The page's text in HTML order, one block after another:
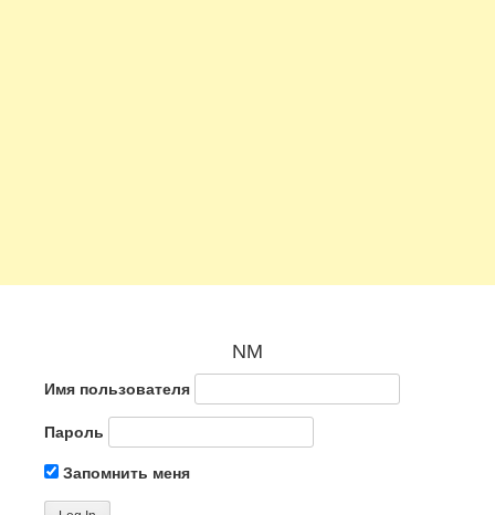
NM
Имя пользователя
Пароль
Запомнить меня